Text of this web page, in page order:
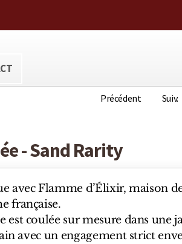
Précédent Suiv.
- Sand Rarity
avec Flamme d’Élixir, maison
française.
coulée sur mesure dans une
avec un engagement strict